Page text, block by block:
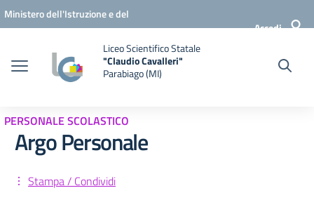
Vai ai contenuti
Vai al menu di navigazione
Vai al footer
Ministero dell'Istruzione e del
Accedi
Liceo Scientifico Statale
"Claudio Cavalleri"
Parabiago (MI)
PERSONALE SCOLASTICO
Argo Personale
Stampa / Condividi